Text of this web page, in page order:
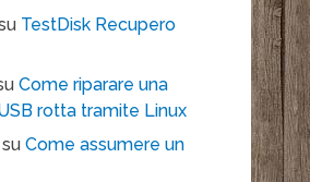
TestDisk Recupero
Come riparare una
rotta tramite Linux
Come assumere un